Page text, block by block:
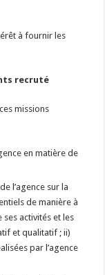
à fournir les
recruté
missions
en matière de
l’agence sur la
de manière à
activités et les
et qualitatif ; ii)
par l’agence